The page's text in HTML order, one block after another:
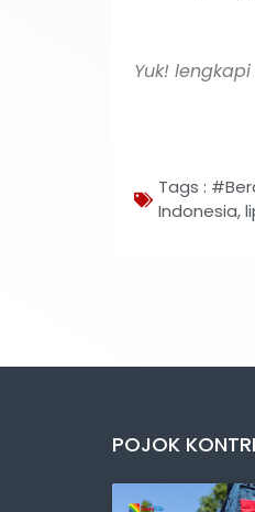
Yuk!
Tags :
Indonesia,
POJOK